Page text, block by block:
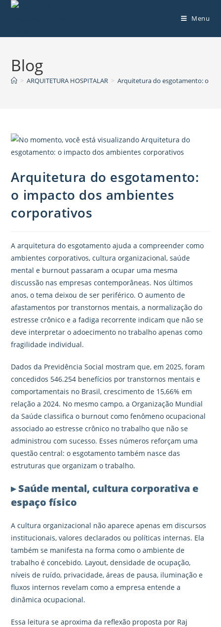
Menu
Blog
> ARQUITETURA HOSPITALAR > Arquitetura do esgotamento: o
Arquitetura do esgotamento:
o impacto dos ambientes
corporativos
A arquitetura do esgotamento ajuda a compreender como
ambientes corporativos, cultura organizacional, saúde
mental e burnout passaram a ocupar uma mesma
discussão nas empresas contemporâneas. Nos últimos
anos, o tema deixou de ser periférico. O aumento de
afastamentos por transtornos mentais, a normalização do
estresse crônico e a fadiga recorrente indicam que não se
deve interpretar o adoecimento no trabalho apenas como
fragilidade individual.
Dados da Previdência Social mostram que, em 2025, foram
concedidos 546.254 benefícios por transtornos mentais e
comportamentais no Brasil, crescimento de 15,66% em
relação a 2024. No mesmo campo, a Organização Mundial
da Saúde classifica o burnout como fenômeno ocupacional
associado ao estresse crônico no trabalho que não se
administrou com sucesso. Esses números reforçam uma
questão central: o esgotamento também nasce das
estruturas que organizam o trabalho.
▸ Saúde mental, cultura corporativa e
espaço físico
A cultura organizacional não aparece apenas em discursos
institucionais, valores declarados ou políticas internas. Ela
também se manifesta na forma como o ambiente de
trabalho é concebido. Layout, densidade de ocupação,
níveis de ruído, privacidade, áreas de pausa, iluminação e
fluxos internos revelam como a empresa entende a
dinâmica ocupacional.
Essa leitura se aproxima da reflexão proposta por Raj